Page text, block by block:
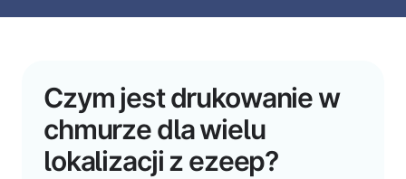
Czym jest drukowanie w
chmurze dla wielu
lokalizacji z ezeep?